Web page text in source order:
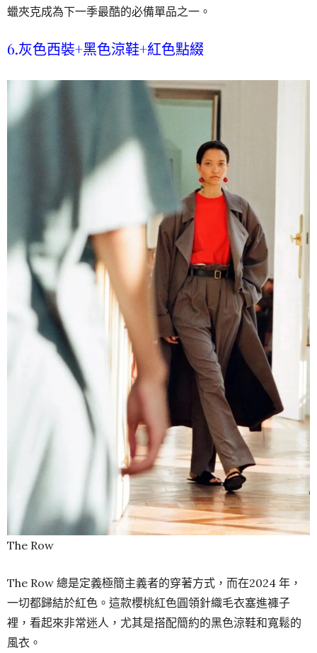
蠟夾克成為下一季最酷的必備單品之一。
6.灰色西裝+黑色涼鞋+紅色點綴
The Row
The Row 總是定義極簡主義者的穿著方式，而在2024 年，
一切都歸結於紅色。這款櫻桃紅色圓領針織毛衣塞進褲子
裡，看起來非常迷人，尤其是搭配簡約的黑色涼鞋和寬鬆的
風衣。